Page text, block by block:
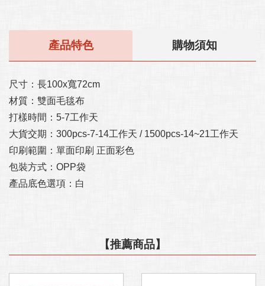
產品特色 購物須知
尺寸：長100x寬72cm
材質：雙面毛毯布
打樣時間：5-7工作天
大貨交期：300pcs-7-14工作天 / 1500pcs-14~21工作天
印刷範圍：單面印刷 正面彩色
包裝方式：OPP袋
產品底色選項：白
【推薦商品】